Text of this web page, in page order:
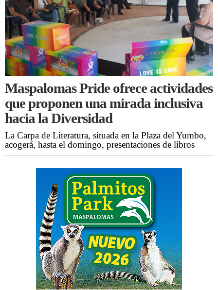
Maspalomas Pride ofrece actividades
que proponen una mirada inclusiva
hacia la Diversidad
La Carpa de Literatura, situada en la Plaza del Yumbo,
acogerá, hasta el domingo, presentaciones de libros